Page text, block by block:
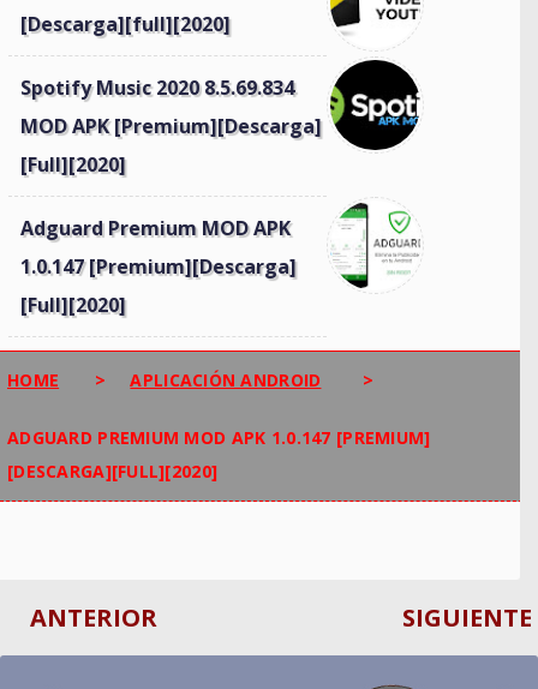
[Descarga][full][2020]
Spotify Music 2020 8.5.69.834
MOD APK [Premium][Descarga]
[Full][2020]
Adguard Premium MOD APK
1.0.147 [Premium][Descarga]
[Full][2020]
HOME > APLICACIÓN ANDROID >
ADGUARD PREMIUM MOD APK 1.0.147 [PREMIUM]
[DESCARGA][FULL][2020]
SIGUIENTE
ANTERIOR